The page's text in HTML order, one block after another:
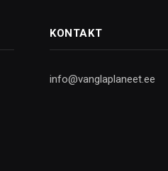
KONTAKT
info@vanglaplaneet.ee